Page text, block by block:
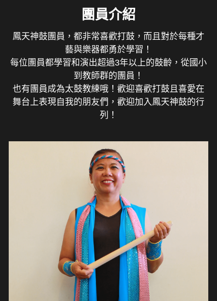
團員介紹
鳳天神鼓團員，都非常喜歡打鼓，而且對於每種才
藝與樂器都勇於學習！
每位團員都學習和演出超過3年以上的鼓齡，從國小
到教師群的團員！
也有團員成為太鼓教練哦！歡迎喜歡打鼓且喜愛在
舞台上表現自我的朋友們，歡迎加入鳳天神鼓的行
列！